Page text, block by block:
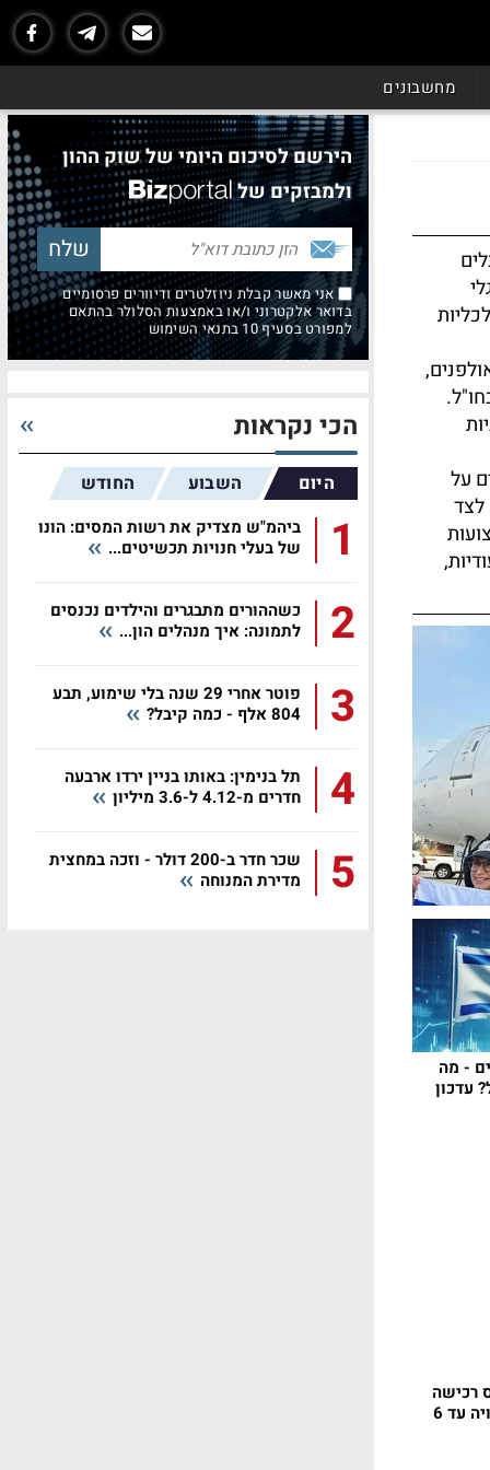
מחשבונים
על
לצד
- מה
עדכון
רכישה
של 0.5% על דירה ששוויה עד 6
הירשם לסיכום היומי של שוק ההון
ולמבזקים של
אני מאשר קבלת ניוזלטרים ודיוורים פרסומיים
בדואר אלקטרוני ו/או באמצעות הסלולר בהתאם
למפורט בסעיף 10 בתנאי השימוש
הכי נקראות
היום השבוע החודש
1
ביהמ"ש מצדיק את רשות המסים: הונו
של בעלי חנויות תכשיטים...
2
כשההורים מתבגרים והילדים נכנסים
לתמונה: איך מנהלים הון...
3
פוטר אחרי 29 שנה בלי שימוע, תבע
804 אלף - כמה קיבל?
4
תל בנימין: באותו בניין ירדו ארבעה
חדרים מ-4.12 ל-3.6 מיליון
5
שכר חדר ב-200 דולר - וזכה במחצית
מדירת המנוחה